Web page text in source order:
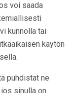
voi saada
kunnolla tai
käytön
puhdistat ne
sinulla on